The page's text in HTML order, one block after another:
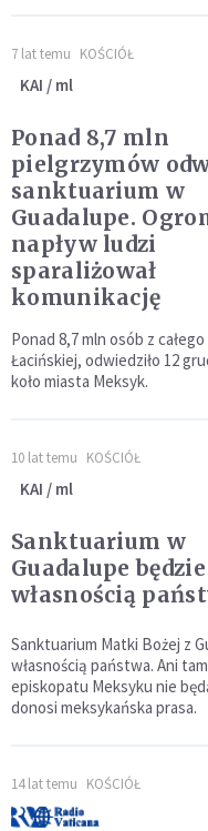
7 lat temu KOŚCIÓŁ
KAI / ml
Ponad 8,7 mln
pielgrzymów
sanktuarium w
Guadalupe.
napływ ludzi
sparaliżował
komunikację
Ponad 8,7 mln osób z
Łacińskiej, odwiedziło 12
koło miasta Meksyk.
10 lat temu KOŚCIÓŁ
KAI / ml
Sanktuarium w
Guadalupe będzie
własnością
Sanktuarium Matki Bożej z
własnością państwa. Ani
episkopatu Meksyku nie
donosi meksykańska prasa.
14 lat temu KOŚCIÓŁ